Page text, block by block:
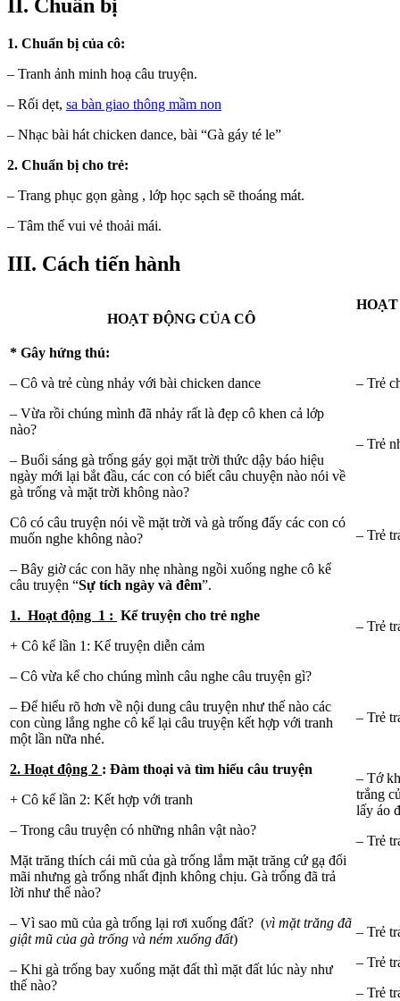
II. Chuẩn bị
1. Chuẩn bị của cô:
– Tranh ảnh minh hoạ câu truyện.
– Rối dẹt, sa bàn giao thông mầm non
– Nhạc bài hát chicken dance, bài “Gà gáy té le”
2. Chuẩn bị cho trẻ:
– Trang phục gọn gàng , lớp học sạch sẽ thoáng mát.
– Tâm thế vui vẻ thoải mái.
III. Cách tiến hành
HOẠT ĐỘNG CỦA CÔ
* Gây hứng thú:
– Cô và trẻ cùng nhảy với bài chicken dance
– Vừa rồi chúng mình đã nhảy rất là đẹp cô khen cả lớp
nào?
– Buổi sáng gà trống gáy gọi mặt trời thức dậy báo hiệu
ngày mới lại bắt đầu, các con có biết câu chuyện nào nói về
gà trống và mặt trời không nào?
Cô có câu truyện nói về mặt trời và gà trống đấy các con có
muốn nghe không nào?
– Bây giờ các con hãy nhẹ nhàng ngồi xuống nghe cô kể
câu truyện “Sự tích ngày và đêm”.
1. Hoạt động 1 : Kể truyện cho trẻ nghe
+ Cô kể lần 1: Kể truyện diễn cảm
– Cô vừa kể cho chúng mình câu nghe câu truyện gì?
– Để hiểu rõ hơn về nội dung câu truyện như thế nào các
con cùng lắng nghe cô kể lại câu truyện kết hợp với tranh
một lần nữa nhé.
2. Hoạt động 2 : Đàm thoại và tìm hiểu câu truyện
+ Cô kể lần 2: Kết hợp với tranh
– Trong câu truyện có những nhân vật nào?
Mặt trăng thích cái mũ của gà trống lắm mặt trăng cứ gạ đổi
mãi nhưng gà trống nhất định không chịu. Gà trống đã trả
lời như thế nào?
– Vì sao mũ của gà trống lại rơi xuống đất? (vì mặt trăng đã
giật mũ của gà trống và ném xuống đất)
– Khi gà trống bay xuống mặt đất thì mặt đất lúc này như
thế nào?
– Trẻ
– Trẻ
– Trẻ
– Trẻ
– Trẻ
– Tớ
trắng
lấy áo
– Trẻ
– Trẻ
– Trẻ
– Trẻ